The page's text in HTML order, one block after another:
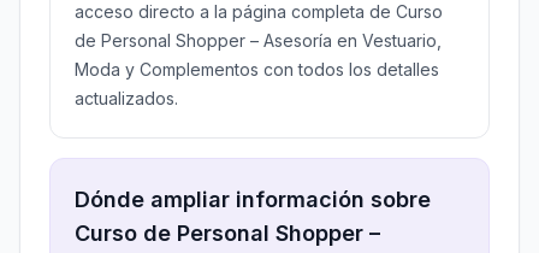
acceso directo a la página completa de Curso
de Personal Shopper – Asesoría en Vestuario,
Moda y Complementos con todos los detalles
actualizados.
Dónde ampliar información sobre
Curso de Personal Shopper –